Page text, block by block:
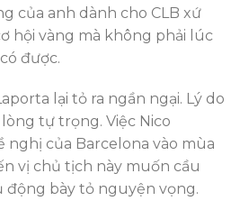
của anh dành cho CLB xứ
hội vàng mà không phải lúc
được.
lại tỏ ra ngần ngại. Lý do
tự trọng. Việc Nico
nghị của Barcelona vào mùa
vị chủ tịch này muốn cầu
động bày tỏ nguyện vọng.